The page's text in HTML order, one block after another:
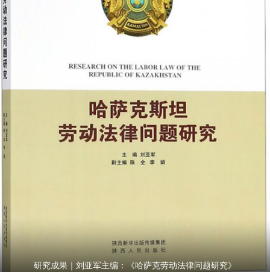
研究成果｜刘亚军主编：《哈萨克劳动法律问题研究》